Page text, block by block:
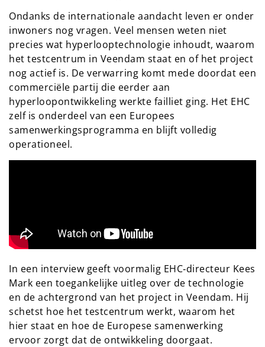
Ondanks de internationale aandacht leven er onder
inwoners nog vragen. Veel mensen weten niet
precies wat hyperlooptechnologie inhoudt, waarom
het testcentrum in Veendam staat en of het project
nog actief is. De verwarring komt mede doordat een
commerciële partij die eerder aan
hyperloopontwikkeling werkte failliet ging. Het EHC
zelf is onderdeel van een Europees
samenwerkingsprogramma en blijft volledig
operationeel.
In een interview geeft voormalig EHC‑directeur Kees
Mark een toegankelijke uitleg over de technologie
en de achtergrond van het project in Veendam. Hij
schetst hoe het testcentrum werkt, waarom het
hier staat en hoe de Europese samenwerking
ervoor zorgt dat de ontwikkeling doorgaat.